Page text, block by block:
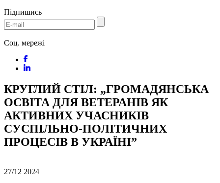
Підпишись
Соц. мережі
КРУГЛИЙ СТІЛ: „ГРОМАДЯНСЬКА
ОСВІТА ДЛЯ ВЕТЕРАНІВ ЯК
АКТИВНИХ УЧАСНИКІВ
СУСПІЛЬНО-ПОЛІТИЧНИХ
ПРОЦЕСІВ В УКРАЇНІ”
27/12 2024